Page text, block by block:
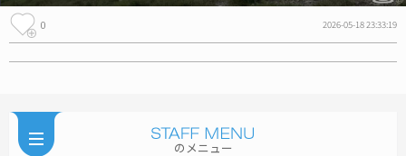
0 2026-05-18 23:33:19
のメニュー